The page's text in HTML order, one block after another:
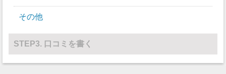
その他
STEP3. 口コミを書く